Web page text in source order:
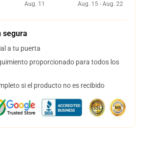
Aug. 11
Aug. 15 - Aug. 22
segura
a tu puerta
proporcionado para todos los
si el producto no es recibido